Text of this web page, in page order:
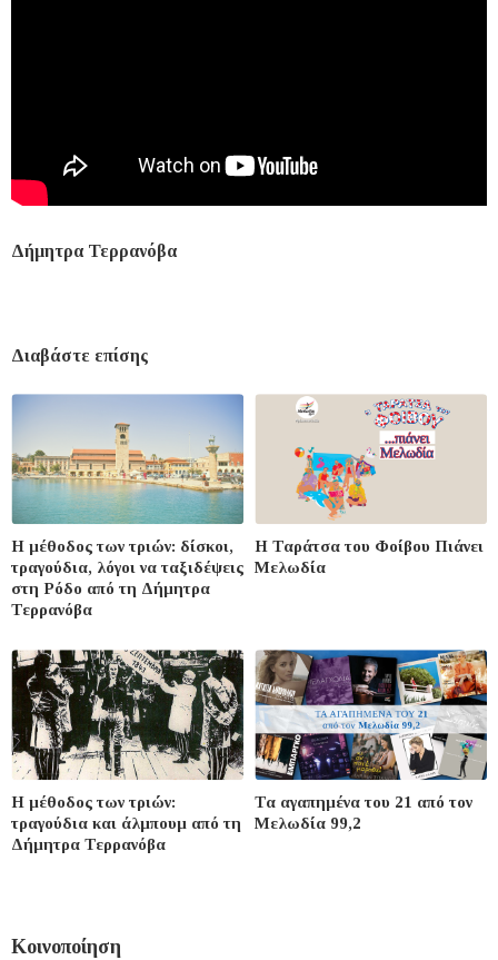
Δήμητρα Τερρανόβα
Διαβάστε επίσης
Η μέθοδος των τριών: δίσκοι,
τραγούδια, λόγοι να ταξιδέψεις
στη Ρόδο από τη Δήμητρα
Τερρανόβα
Η Ταράτσα του Φοίβου Πιάνει
Μελωδία
Η μέθοδος των τριών:
τραγούδια και άλμπουμ από τη
Δήμητρα Τερρανόβα
Τα αγαπημένα του 21 από τον
Μελωδία 99,2
Κοινοποίηση